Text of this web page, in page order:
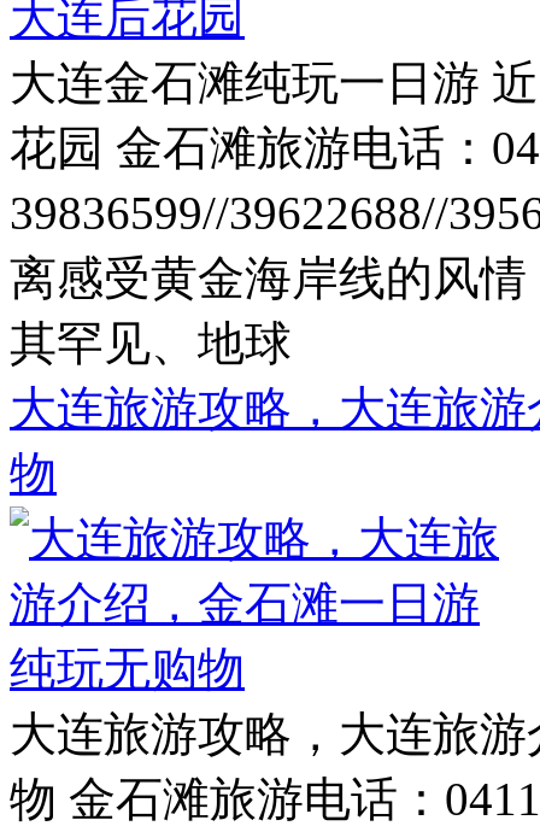
大连金石滩纯玩一日游
花园 金石滩旅游电话：
39836599//39622688//
离感受黄金海岸线的风
其罕见、地球
大连旅游攻略，大连旅
物
大连旅游攻略，大连旅
物 金石滩旅游电话：